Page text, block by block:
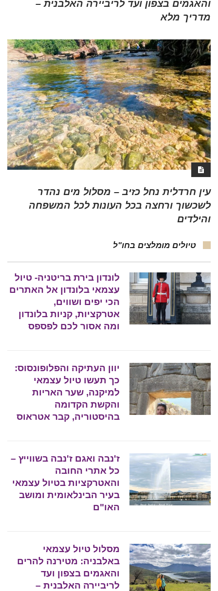
והאגמים בצפון ועד לריביירה האלבנית –
מדריך מלא
עין חרדלית נחל כזיב – מסלול מים נהדר
לשכשוך ורחצה בכל העונות לכל המשפחה
והילדים
טיולים מומלצים בחו"ל
לונדון בירת בריטניה- טיול
עצמאי בלונדון אל האתרים
הכי יפים ושווים,
אטרקציות, קניות בלונדון
ומה אסור לכם לפספס
יוון העתיקה והפלופונסוס:
כך תעשו טיול עצמאי
למיקנה, שער האריות
והקשת הקדומה
בהיסטוריה, קבר אטראוס
ז'נבה ואגם ז'נבה בשווייץ –
כל אתרי החובה
והאטרקציות בטיול עצמאי
בעיר הבינלאומית ומושב
האו"ם
מסלול טיול עצמאי
באלבניה: מטירנה להרים
והאגמים בצפון ועד
לריביירה האלבנית –